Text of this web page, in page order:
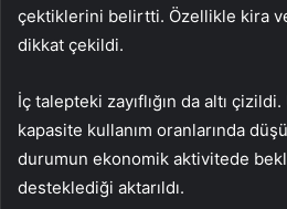
çektiklerini belirtti. Özellikle kira
dikkat çekildi.
İç talepteki zayıflığın da altı
kapasite kullanım oranlarında
durumun ekonomik aktivitede
desteklediği aktarıldı.